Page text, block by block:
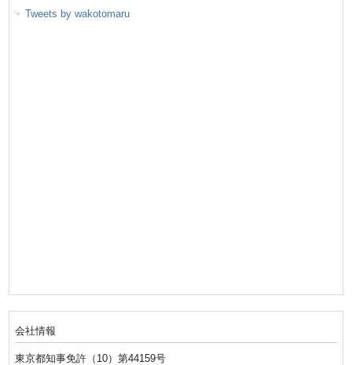
Tweets by wakotomaru
会社情報
東京都知事免許（10）第44159号